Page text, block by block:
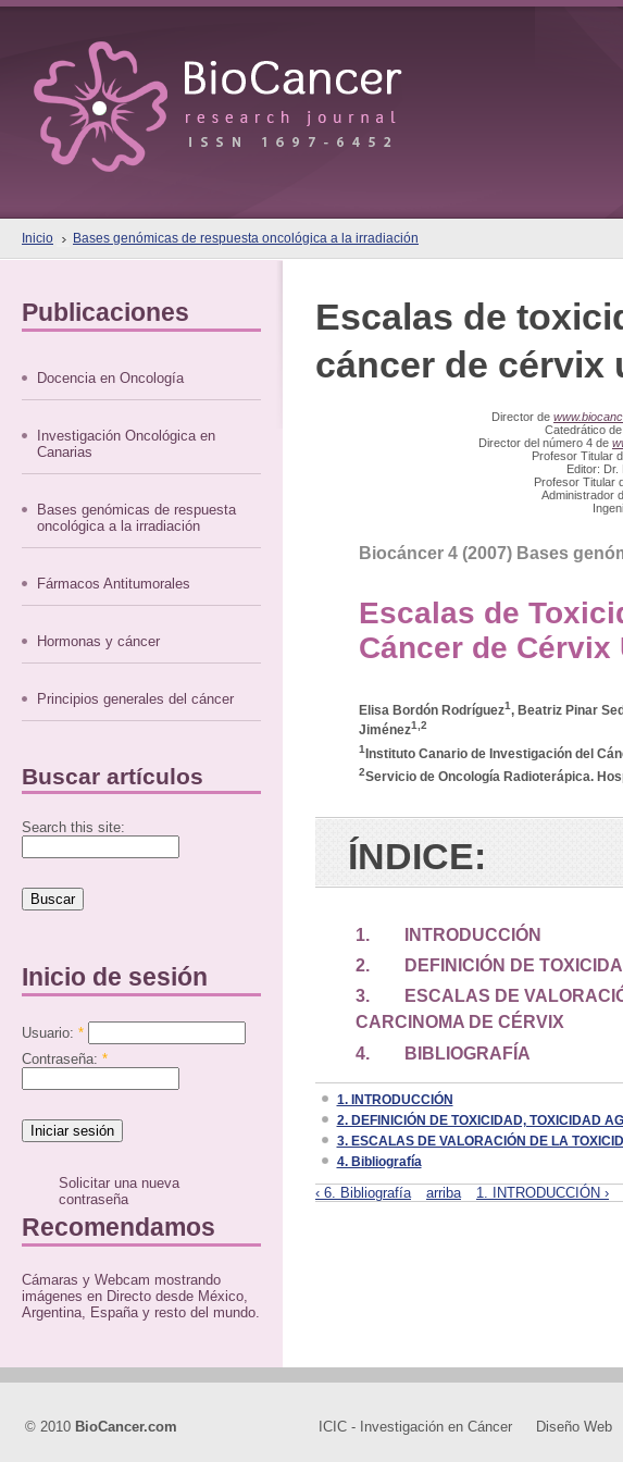
Inicio Bases genómicas de respuesta oncológica a la irradiación
Publicaciones
Docencia en Oncología
Investigación Oncológica en
Canarias
Bases genómicas de respuesta
oncológica a la irradiación
Fármacos Antitumorales
Hormonas y cáncer
Principios generales del cáncer
Buscar artículos
Search this site:
Inicio de sesión
Usuario: *
Contraseña: *
Solicitar una nueva
contraseña
Recomendamos
Cámaras y Webcam mostrando
imágenes en Directo desde México,
Argentina, España y resto del mundo.
Escalas de
cáncer de cérvix
Director de
Catedrático
Director del número 4 de
Profesor Titular
Editor:
Profesor Titular
Administrador
Biocáncer 4 (2007) Bases
Escalas de
Cáncer de Cérvix
Elisa Bordón Rodríguez1, Beatriz Pinar
Jiménez1,2
1Instituto Canario de Investigación del
2Servicio de Oncología Radioterápica.
ÍNDICE:
1. INTRODUCCIÓN
2. DEFINICIÓN DE
3.
ESCALAS DE
CARCINOMA DE CÉRVIX
4. BIBLIOGRAFÍA
1. INTRODUCCIÓN
2. DEFINICIÓN DE TOXICIDAD, TOXICIDAD
3. ESCALAS DE VALORACIÓN DE LA
4. Bibliografía
‹ 6. Bibliografía arriba 1. INTRODUCCIÓN ›
© 2010 BioCancer.com ICIC - Investigación en Cáncer Diseño Web